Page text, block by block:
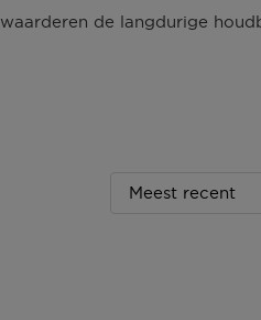
de langdurige
Meest recent